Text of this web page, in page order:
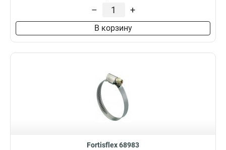
– +
В корзину
Fortisflex 68983